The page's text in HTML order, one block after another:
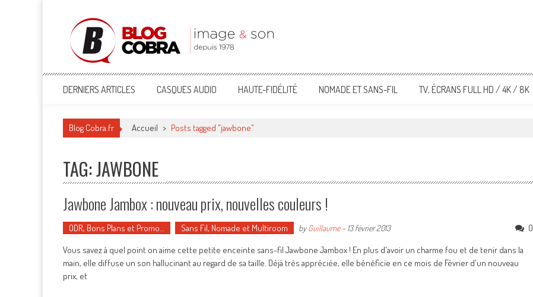
Blog Cobra
Toute l'actu Image & Son !
DERNIERS ARTICLES CASQUES AUDIO HAUTE-FIDÉLITÉ NOMADE ET SANS-FIL TV, ÉCRANS FULL HD / 4K / 8K
Blog Cobra.fr Accueil > Posts tagged "jawbone"
TAG: JAWBONE
Jawbone Jambox : nouveau prix, nouvelles couleurs !
ODR, Bons Plans et Promo… Sans Fil, Nomade et Multiroom byGuillaume- 13 février 2013
0
Vous savez à quel point on aime cette petite enceinte sans-fil Jawbone Jambox ! En plus d'avoir un charme fou et de tenir dans la
main, elle diffuse un son hallucinant au regard de sa taille. Déjà très appréciée, elle bénéficie en ce mois de Février d'un nouveau
prix, et